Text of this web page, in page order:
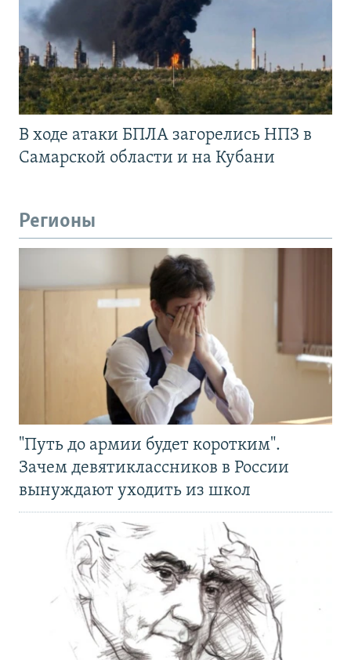
В ходе атаки БПЛА загорелись НПЗ в
Самарской области и на Кубани
Регионы
"Путь до армии будет коротким".
Зачем девятиклассников в России
вынуждают уходить из школ